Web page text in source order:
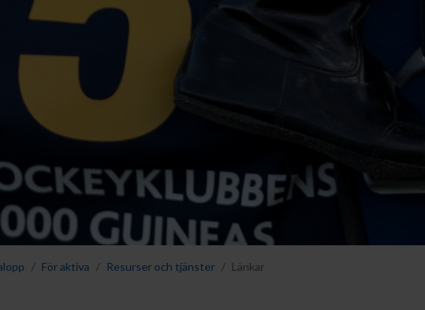
För aktiva Resurser och tjänster Länkar